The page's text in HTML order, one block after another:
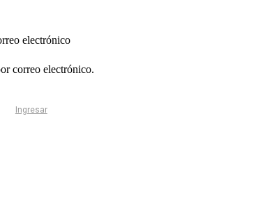
electrónico
correo electrónico.
Ingresar